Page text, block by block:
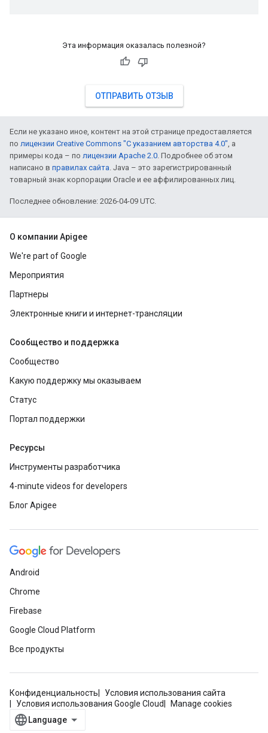
Эта информация оказалась полезной?
ОТПРАВИТЬ ОТЗЫВ
Если не указано иное, контент на этой странице предоставляется
по лицензии Creative Commons "С указанием авторства 4.0", а
примеры кода – по лицензии Apache 2.0. Подробнее об этом
написано в правилах сайта. Java – это зарегистрированный
товарный знак корпорации Oracle и ее аффилированных лиц.
Последнее обновление: 2026-04-09 UTC.
О компании Apigee
We're part of Google
Мероприятия
Партнеры
Электронные книги и интернет-трансляции
Сообщество и поддержка
Сообщество
Какую поддержку мы оказываем
Статус
Портал поддержки
Ресурсы
Инструменты разработчика
4-minute videos for developers
Блог Apigee
Android
Chrome
Firebase
Google Cloud Platform
Все продукты
Конфиденциальность
Условия использования сайта
Условия использования Google Cloud
Manage cookies